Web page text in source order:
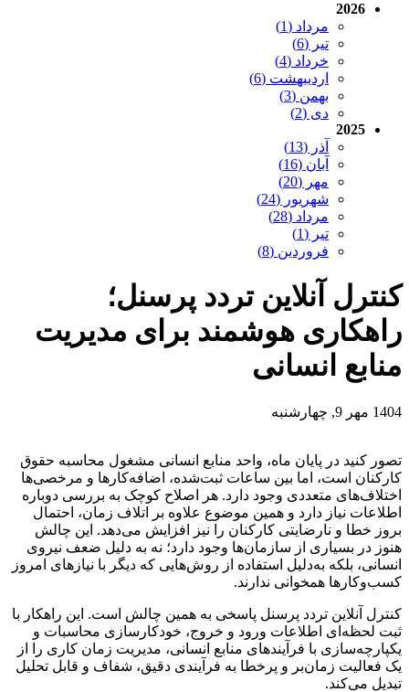
2026
مرداد (1)
تیر (6)
خرداد (4)
اردیبهشت (6)
بهمن (3)
دی (2)
2025
آذر (13)
آبان (16)
مهر (20)
شهریور (24)
مرداد (28)
تیر (1)
فروردین (8)
کنترل آنلاین تردد پرسنل؛
راهکاری هوشمند برای مدیریت
منابع انسانی
1404 مهر 9, چهارشنبه
تصور کنید در پایان ماه، واحد منابع انسانی مشغول محاسبه حقوق
کارکنان است، اما بین ساعات ثبت‌شده، اضافه‌کارها و مرخصی‌ها
اختلاف‌های متعددی وجود دارد. هر اصلاح کوچک به بررسی دوباره
اطلاعات نیاز دارد و همین موضوع علاوه بر اتلاف زمان، احتمال
بروز خطا و نارضایتی کارکنان را نیز افزایش می‌دهد. این چالش
هنوز در بسیاری از سازمان‌ها وجود دارد؛ نه به دلیل ضعف نیروی
انسانی، بلکه به‌دلیل استفاده از روش‌هایی که دیگر با نیازهای امروز
کسب‌وکارها همخوانی ندارند.
کنترل آنلاین تردد پرسنل پاسخی به همین چالش است. این راهکار با
ثبت لحظه‌ای اطلاعات ورود و خروج، خودکارسازی محاسبات و
یکپارچه‌سازی با فرآیندهای منابع انسانی، مدیریت زمان کاری را از
یک فعالیت زمان‌بر و پرخطا به فرآیندی دقیق، شفاف و قابل تحلیل
تبدیل می‌کند.